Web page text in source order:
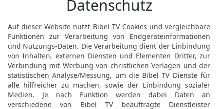
5 Mose 3 23 in der Schlachter 2000
flehte zum HERRN zu jener Zeit und
5. MOSE (DEUTERONOMIUM) 3 IN DER SLT LESEN
© 2000 Genfer Bibelgesellschaft